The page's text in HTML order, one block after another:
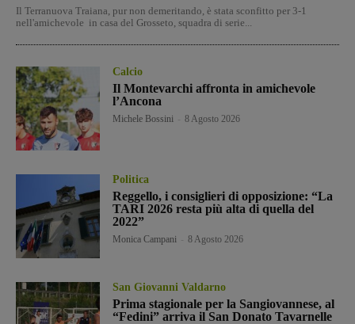
Il Terranuova Traiana, pur non demeritando, è stata sconfitto per 3-1
nell'amichevole in casa del Grosseto, squadra di serie...
Calcio
Il Montevarchi affronta in amichevole
l’Ancona
Michele Bossini 8 Agosto 2026
Politica
Reggello, i consiglieri di opposizione: “La
TARI 2026 resta più alta di quella del
2022”
Monica Campani 8 Agosto 2026
San Giovanni Valdarno
Prima stagionale per la Sangiovannese, al
“Fedini” arriva il San Donato Tavarnelle